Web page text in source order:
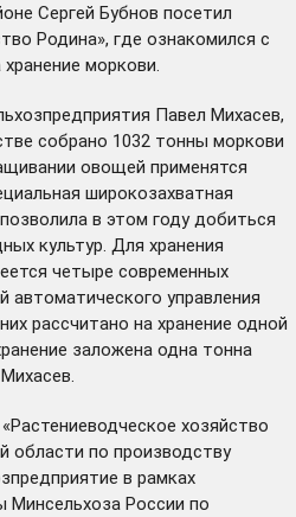
Сергей Бубнов посетил
Родина», где ознакомился с
моркови.
Павел Михасев,
собрано 1032 тонны моркови
овощей применятся
широкозахватная
в этом году добиться
культур. Для хранения
четыре современных
управления
рассчитано на хранение одной
заложена одна тонна
хозяйство
области по производству
в рамках
Минсельхоза России по